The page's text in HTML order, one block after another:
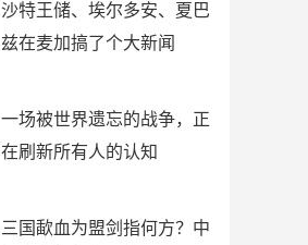
沙特王储、埃尔多安、夏巴
兹在麦加搞了个大新闻
一场被世界遗忘的战争，正
在刷新所有人的认知
三国歃血为盟剑指何方？中